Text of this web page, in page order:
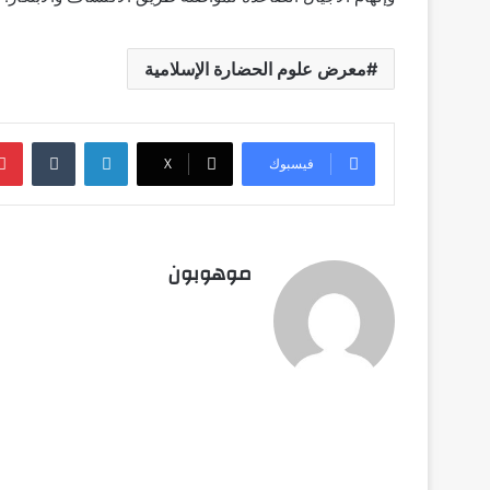
معرض علوم الحضارة الإسلامية
فيسبوك ‫X
لينكدإن
موهوبون